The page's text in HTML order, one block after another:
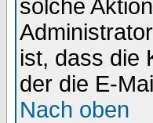
solche
ist, dass die
der die E-
Nach oben